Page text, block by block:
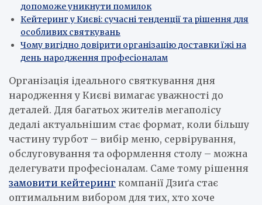
допоможе уникнути помилок
Кейтеринг у Києві: сучасні тенденції та рішення для
особливих святкувань
Чому вигідно довірити організацію доставки їжі на
день народження професіоналам
Організація ідеального святкування дня
народження у Києві вимагає уважності до
деталей. Для багатьох жителів мегаполісу
дедалі актуальнішим стає формат, коли більшу
частину турбот – вибір меню, сервірування,
обслуговування та оформлення столу – можна
делегувати професіоналам. Саме тому рішення
замовити кейтеринг компанії Дзиґа стає
оптимальним вибором для тих, хто хоче